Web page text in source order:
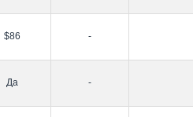
$86 -
Да -